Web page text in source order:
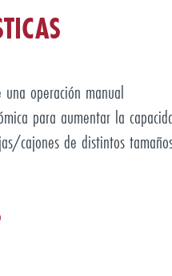
operación manual
para aumentar la
cajones de distintos